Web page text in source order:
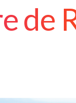
de